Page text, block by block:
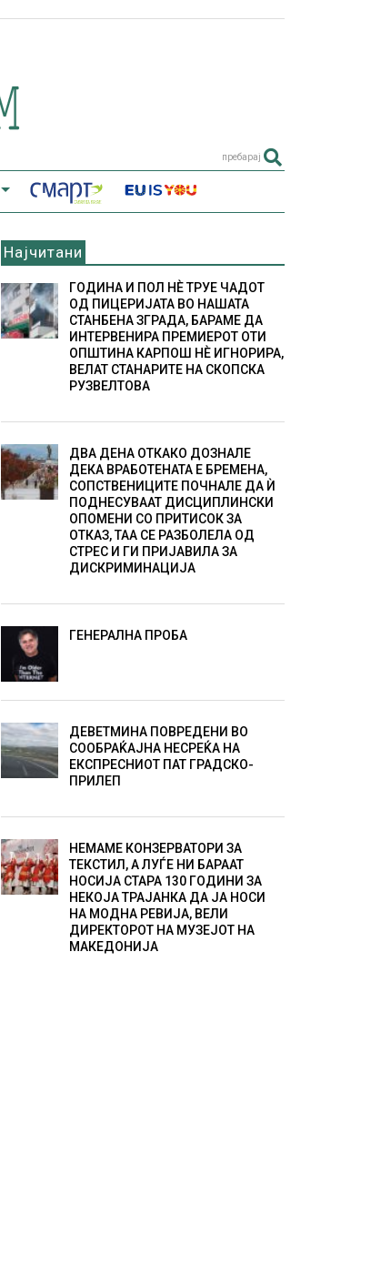
пребарај
Најчитани
ГОДИНА И ПОЛ НÈ ТРУЕ ЧАДОТ
ОД ПИЦЕРИЈАТА ВО НАШАТА
СТАНБЕНА ЗГРАДА, БАРАМЕ ДА
ИНТЕРВЕНИРА ПРЕМИЕРОТ ОТИ
ОПШТИНА КАРПОШ НÈ ИГНОРИРА,
ВЕЛАТ СТАНАРИТЕ НА СКОПСКА
РУЗВЕЛТОВА
ДВА ДЕНА ОТКАКО ДОЗНАЛЕ
ДЕКА ВРАБОТЕНАТА Е БРЕМЕНА,
СОПСТВЕНИЦИТЕ ПОЧНАЛЕ ДА Ѝ
ПОДНЕСУВААТ ДИСЦИПЛИНСКИ
ОПОМЕНИ СО ПРИТИСОК ЗА
ОТКАЗ, ТАА СЕ РАЗБОЛЕЛА ОД
СТРЕС И ГИ ПРИЈАВИЛА ЗА
ДИСКРИМИНАЦИЈА
ГЕНЕРАЛНА ПРОБА
ДЕВЕТМИНА ПОВРЕДЕНИ ВО
СООБРАЌАЈНА НЕСРЕЌА НА
ЕКСПРЕСНИОТ ПАТ ГРАДСКО-
ПРИЛЕП
НЕМАМЕ КОНЗЕРВАТОРИ ЗА
ТЕКСТИЛ, А ЛУЃЕ НИ БАРААТ
НОСИЈА СТАРА 130 ГОДИНИ ЗА
НЕКОЈА ТРАЈАНКА ДА ЈА НОСИ
НА МОДНА РЕВИЈА, ВЕЛИ
ДИРЕКТОРОТ НА МУЗЕЈОТ НА
МАКЕДОНИЈА